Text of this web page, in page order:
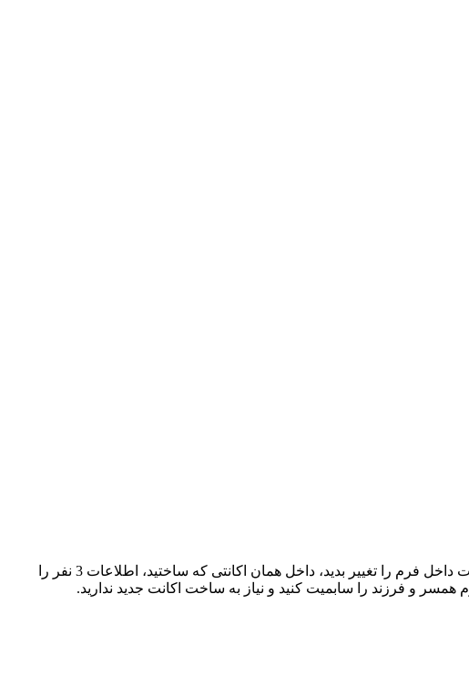
با سلام؛ با توجه به اینکه فرم خود را سابمیت کردید، دیگر اجازه تغییر در اطلاعات داخل فرم را ندارید، اما اگر می‌خواهید تا اطلاعات داخل فرم را تغییر بدید، داخل همان اکانتی که ساختید، اطلاعات 3 نفر را